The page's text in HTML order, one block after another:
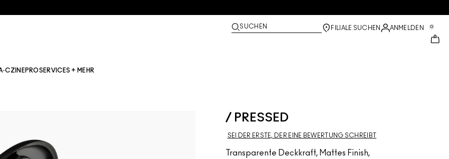
SUCHEN FILIALE SUCHEN ANMELDEN 0
PROSERVICES + MEHR
/ PRESSED
SEI DER ERSTE, DER EINE BEWERTUNG SCHREIBT
Transparente Deckkraft, Mattes Finish,